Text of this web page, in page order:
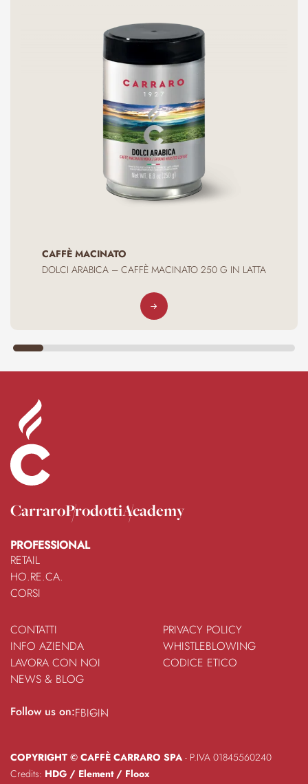
CAFFÈ MACINATO
DOLCI ARABICA – CAFFÈ MACINATO 250 G IN LATTA
CarraroProdottiAcademy
PROFESSIONAL
RETAIL
HO.RE.CA.
CORSI
CONTATTI
INFO AZIENDA
LAVORA CON NOI
NEWS & BLOG
PRIVACY POLICY
WHISTLEBLOWING
CODICE ETICO
Follow us on:FBIGIN
COPYRIGHT © CAFFÈ CARRARO SPA - P.IVA 01845560240
Credits: HDG / Element/ Floox